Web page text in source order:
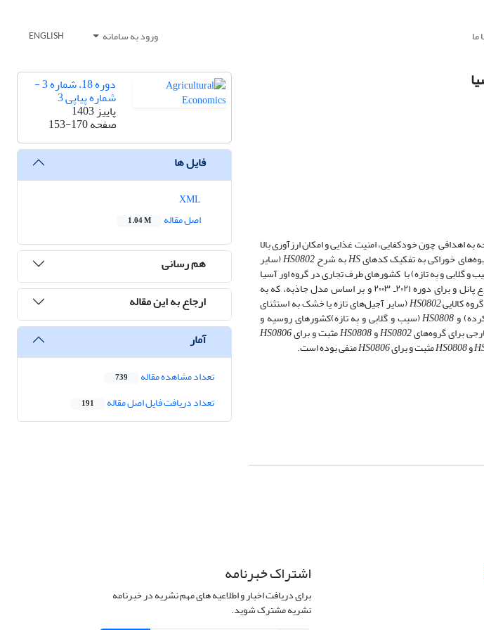
ورود به سامانه ENGLISH
چون خودکفایی، امنیت غذایی و امکان ارزآوری بالا
خوراکی به تفکیک کدهایHSبه شرحHS0802(سایر
و گلابی و بِه تازه) با کشورهای طرف تجاری در گروه اور آسیا
(شامل کشورهای ارمنستان، بلاروس، قزاقستان، قرقیزستان و روسیه) می‌پردازد. داده‌های مورد بررسی از نوع پانل و برای دوره ۲۰۲۱ـ ۲۰۰۳ و بر اساس مدل جاذبه، که به
کالاییHS0802(سایر آجیل‌های تازه یا خشک به استثنای
وHS0808(سیب و گلابی و بِه تازه)کشورهای روسیه و
برای گروه‌هایHS0802وHS0808مثبت و برایHS0806
وHS0808مثبت و برایHS0806منفی بوده است.
دوره 18، شماره 3 -
شماره پیاپی 3
پاییز 1403
صفحه153-170
فایل ها
اصل مقاله
1.04 M
هم رسانی
ارجاع به این مقاله
آمار
تعداد مشاهده مقاله 739
تعداد دریافت فایل اصل مقاله 191
اشتراک خبرنامه
برای دریافت اخبار و اطلاعیه های مهم نشریه در خبرنامه
نشریه مشترک شوید.